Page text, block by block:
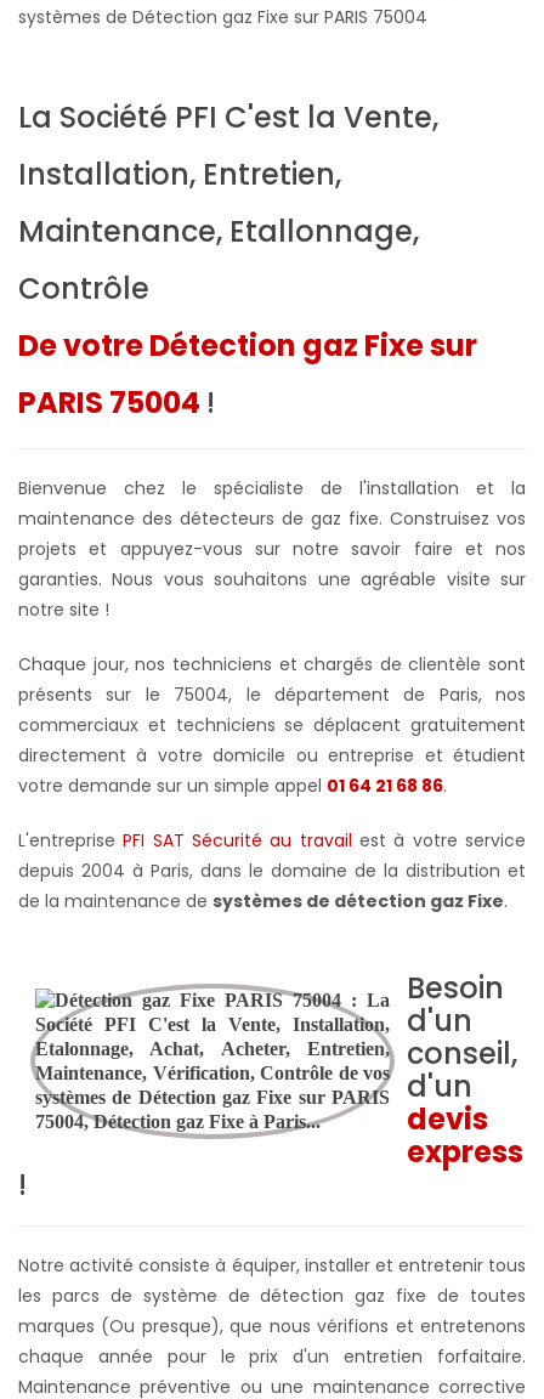
systèmes de Détection gaz Fixe sur PARIS 75004
La Société PFI C'est la Vente,
Installation, Entretien,
Maintenance, Etallonnage,
Contrôle
De votre Détection gaz Fixe sur
PARIS 75004 !
Bienvenue chez le spécialiste de l'installation et la
maintenance des détecteurs de gaz fixe. Construisez vos
projets et appuyez-vous sur notre savoir faire et nos
garanties. Nous vous souhaitons une agréable visite sur
notre site !
Chaque jour, nos techniciens et chargés de clientèle sont
présents sur le 75004, le département de Paris, nos
commerciaux et techniciens se déplacent gratuitement
directement à votre domicile ou entreprise et étudient
votre demande sur un simple appel 01 64 21 68 86.
L'entreprisePFI SAT Sécurité au travail est à votre service
depuis 2004 à Paris, dans le domaine de la distribution et
de la maintenance de systèmes de détection gaz Fixe.
Besoin
d'un
conseil,
d'un
devis
express
!
Notre activité consiste à équiper, installer et entretenir tous
les parcs de système de détection gaz fixe de toutes
marques (Ou presque), que nous vérifions et entretenons
chaque année pour le prix d'un entretien forfaitaire.
Maintenance préventive ou une maintenance corrective